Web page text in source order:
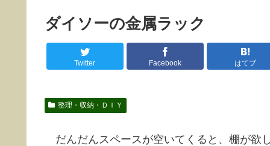
ダイソーの金属ラック
Twitter Facebook はてブ
整理・収納・ＤＩＹ
だんだんスペースが空いてくると、棚が欲